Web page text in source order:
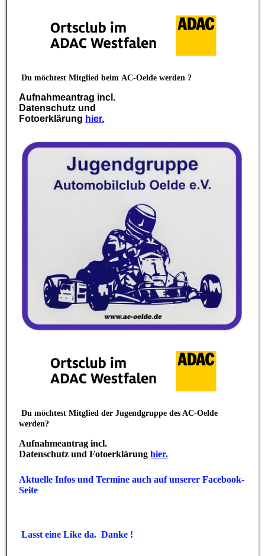
Du möchtest Mitglied beimAC-Oelde werden ?
Aufnahmeantrag incl.
Datenschutz und
Fotoerklärung hier.
Du möchtest Mitglied der Jugendgruppe des AC-Oelde
werden?
Aufnahmeantrag incl.
Datenschutz und Fotoerklärunghier.
Aktuelle Infos und Termine auch auf unserer Facebook-
Seite
Lasst eine Like da. Danke !